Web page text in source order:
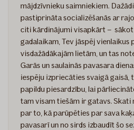
mājdzīvnieku saimniekiem.
pastiprināta socializēšanās ar
citi kārdinājumi visapkārt –
gadalaikam, Tev jāspēj vienlaikus
visdažādākajām lietām, un tas
Garās un saulainās pavasara
iespēju izpriecāties svaigā gaisā,
papildu piesardzību, lai
tam visam tiešām ir gatavs. Skati
par to, kā parūpēties par sava
pavasarī un no sirds izbaudīt šo